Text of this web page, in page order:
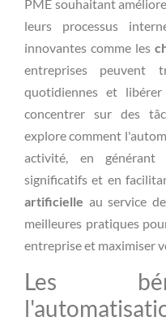
PME souhaitant
leurs processus
innovantes comme les
entreprises peuvent
quotidiennes et
concentrer sur des
explore comment
activité, en générant
significatifs et en
artificielle au service
meilleures pratiques
entreprise et maximiser
Les